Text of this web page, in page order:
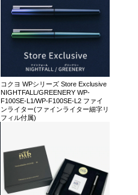
コクヨ WPシリーズ Store Exclusive
NIGHTFALL/GREENERY WP-
F100SE-L1/WP-F100SE-L2 ファイ
ンライター(ファインライター細字リ
フィル付属)